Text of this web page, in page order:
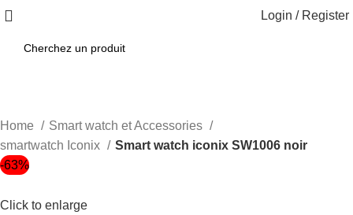
Login / Register
Home
Smart watch et Accessories
smartwatch Iconix
Smart watch iconix SW1006 noir
-63%
Click to enlarge